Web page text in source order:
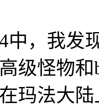
中，我发
级怪物
玛法大